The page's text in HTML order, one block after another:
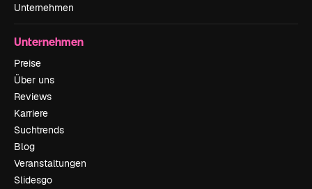
Unternehmen
Unternehmen
Preise
Über uns
Reviews
Karriere
Suchtrends
Blog
Veranstaltungen
Slidesgo